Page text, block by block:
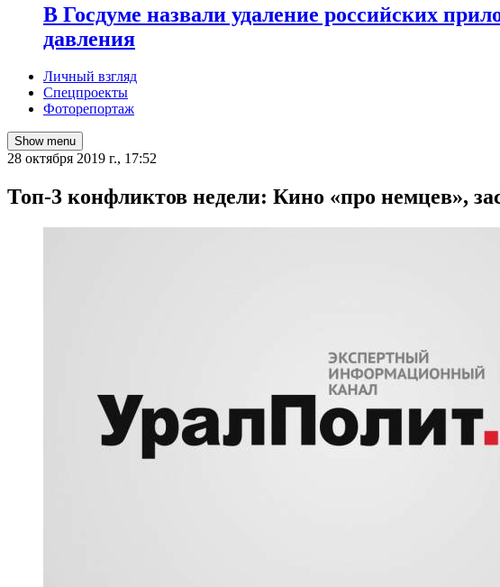
В Госдуме назвали удаление российских
давления
Личный взгляд
Спецпроекты
Фоторепортаж
Show menu
28 октября 2019 г., 17:52
Топ-3 конфликтов недели: Кино «про немцев»,